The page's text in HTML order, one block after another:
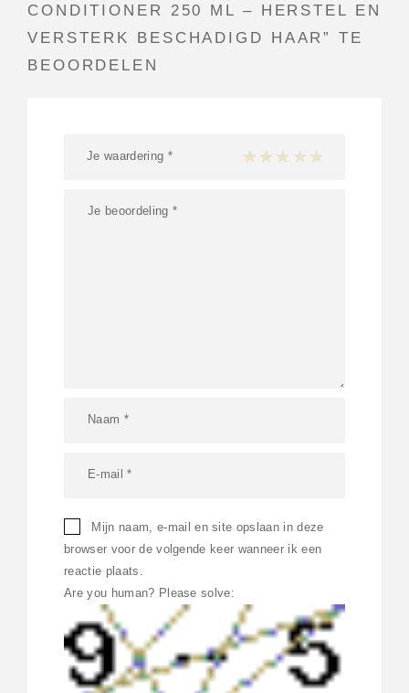
CONDITIONER 250 ML – HERSTEL EN
VERSTERK BESCHADIGD HAAR” TE
BEOORDELEN
Je waardering * 1 van de 5 sterren
2 van de 5 sterren
3 van de 5 sterren
4 van de 5 sterren
Mijn naam, e-mail en site opslaan in deze
browser voor de volgende keer wanneer ik een
reactie plaats.
Are you human? Please solve: